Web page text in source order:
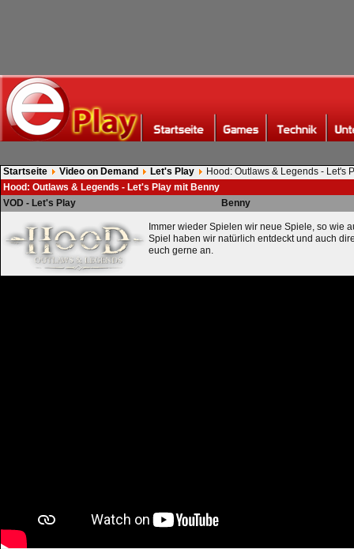
Startseite Video on Demand Let's Play
Hood: Outlaws & Legends - Let's
Hood: Outlaws & Legends - Let's Play mit Benny
VOD - Let's Play
Benny
Immer wieder Spielen wir neue Spiele, so wie
Spiel haben wir natürlich entdeckt und auch
euch gerne an.